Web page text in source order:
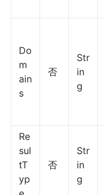
Do
m
ain
s
否
Str
in
g
Re
sul
tT
yp
否
Str
in
g